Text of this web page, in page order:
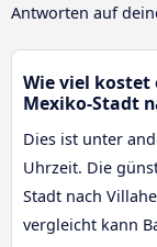
Antworten auf
Wie viel kostet
Mexiko-Stadt
Dies ist unter
Uhrzeit. Die
Stadt nach
vergleicht kann